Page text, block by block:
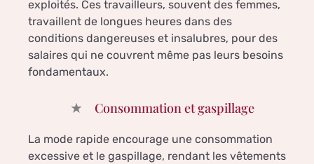
exploités. Ces travailleurs, souvent des femmes,
travaillent de longues heures dans des
conditions dangereuses et insalubres, pour des
salaires qui ne couvrent même pas leurs besoins
fondamentaux.
Consommation et gaspillage
La mode rapide encourage une consommation
excessive et le gaspillage, rendant les vêtements